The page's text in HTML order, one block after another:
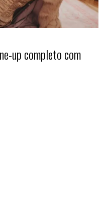
up completo com